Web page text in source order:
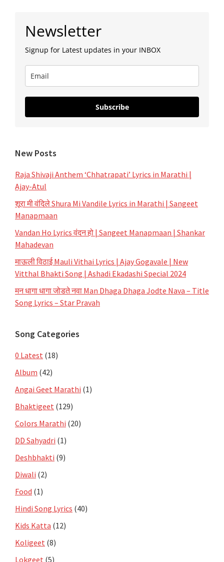
Sidebar
Newsletter
Signup for Latest updates in your INBOX
Subscribe
New Posts
Raja Shivaji Anthem ‘Chhatrapati’ Lyrics in Marathi |
Ajay-Atul
शूरा मी वंदिले Shura Mi Vandile Lyrics in Marathi | Sangeet
Manapmaan
Vandan Ho Lyrics वंदन हो | Sangeet Manapmaan | Shankar
Mahadevan
माऊली विठाई Mauli Vithai Lyrics | Ajay Gogavale | New
Vitthal Bhakti Song | Ashadi Ekadashi Special 2024
मन धागा धागा जोडते नवा Man Dhaga Dhaga Jodte Nava – Title
Song Lyrics – Star Pravah
Song Categories
0 Latest (18)
Album (42)
Angai Geet Marathi (1)
Bhaktigeet (129)
Colors Marathi (20)
DD Sahyadri (1)
Deshbhakti (9)
Diwali (2)
Food (1)
Hindi Song Lyrics (40)
Kids Katta (12)
Koligeet (8)
Lokgeet (5)